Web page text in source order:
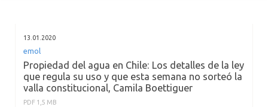
13.01.2020
emol
Propiedad del agua en Chile: Los detalles de la ley
que regula su uso y que esta semana no sorteó la
valla constitucional, Camila Boettiguer
PDF 1,5 MB